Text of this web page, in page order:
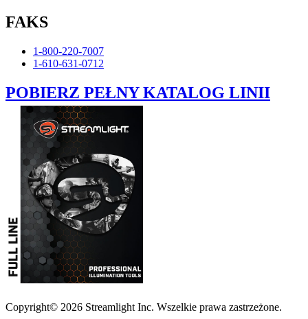
FAKS
1-800-220-7007
1-610-631-0712
POBIERZ PEŁNY KATALOG LINII
Copyright© 2026 Streamlight Inc. Wszelkie prawa zastrzeżone.